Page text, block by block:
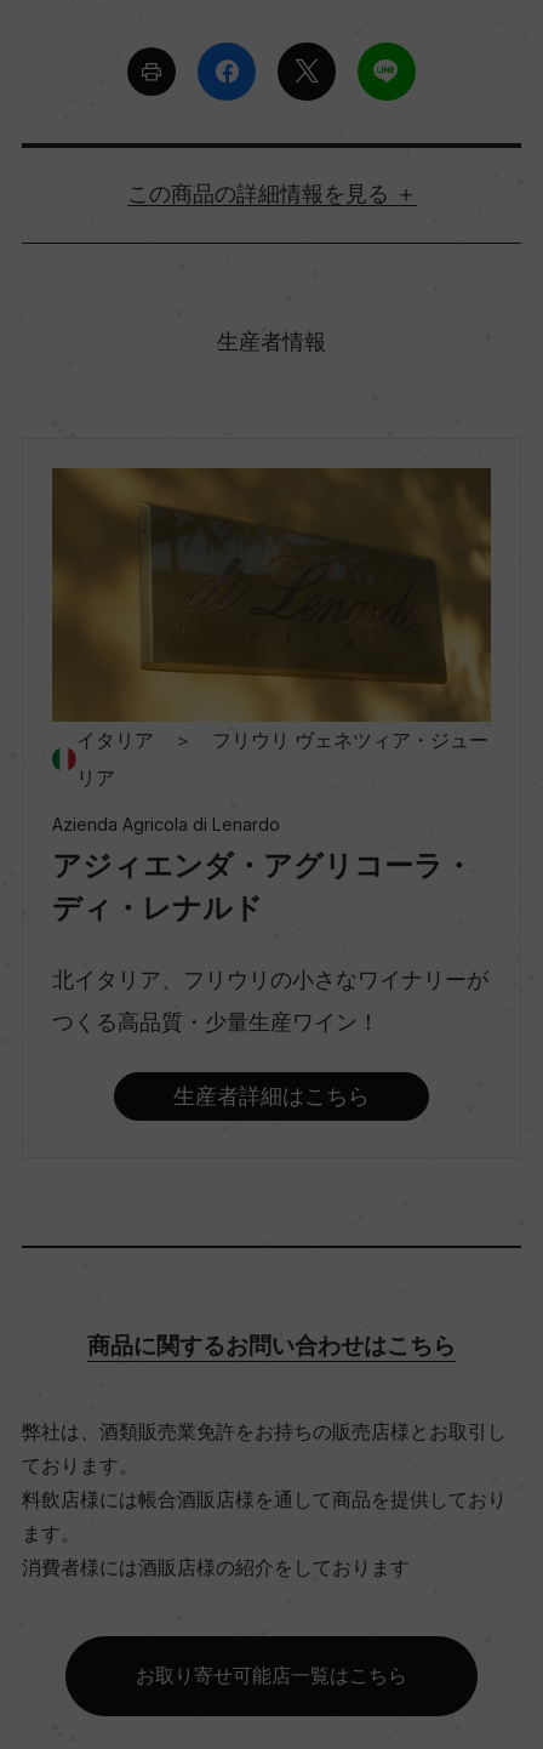
詳細情報
スティルワイン
味わい
品種（原材料）
ィニヨン&フラン 25%
ビオ情報・認証機関
サステナブル農法, 認証無
有機JAS認証
コンクール入賞歴
生産者情報
イタリア ＞ フリウリ ヴェネツィア・ジュー
リア
Azienda Agricola di Lenardo
アジィエンダ・アグリコーラ・
ディ・レナルド
北イタリア、フリウリの小さなワイナリーが
つくる高品質・少量生産ワイン！
生産者詳細はこちら
商品に関するお問い合わせはこちら
弊社は、酒類販売業免許をお持ちの販売店様とお取引し
ております。
料飲店様には帳合酒販店様を通して商品を提供しており
ます。
消費者様には酒販店様の紹介をしております
お取り寄せ可能店一覧はこちら